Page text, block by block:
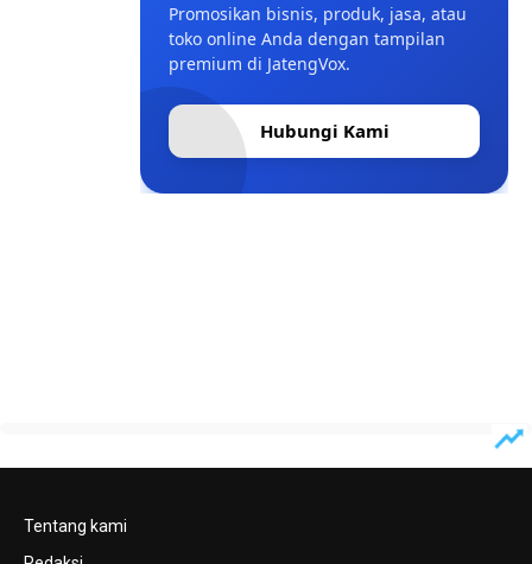
Promosikan bisnis, produk, jasa, atau
toko online Anda dengan tampilan
premium di JatengVox.
Hubungi Kami
Tentang kami